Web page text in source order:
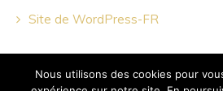
Site de WordPress-FR
Nous utilisons des cookies pour